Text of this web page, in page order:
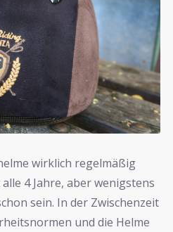
wirklich regelmäßig
4 Jahre, aber wenigstens
sein. In der Zwischenzeit
und die Helme